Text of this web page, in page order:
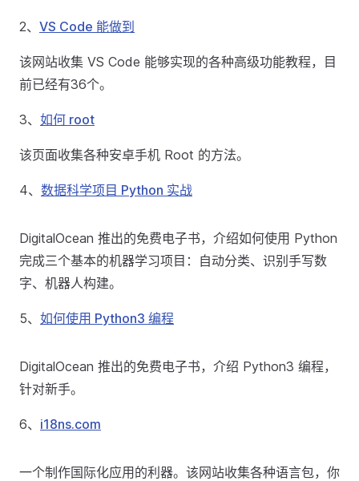
2、 VS Code 能做到
该网站收集 VS Code 能够实现的各种高级功能教程，目
前已经有36个。
3、 如何 root
该页面收集各种安卓手机 Root 的方法。
4、 数据科学项目 Python 实战
DigitalOcean 推出的免费电子书，介绍如何使用 Python
完成三个基本的机器学习项目：自动分类、识别手写数
字、机器人构建。
5、 如何使用 Python3 编程
DigitalOcean 推出的免费电子书，介绍 Python3 编程，
针对新手。
6、 i18ns.com
一个制作国际化应用的利器。该网站收集各种语言包，你